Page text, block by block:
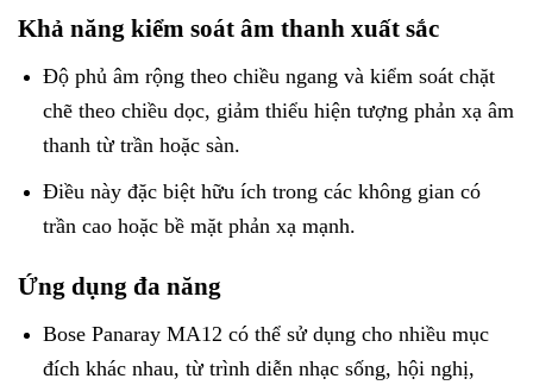
Khả năng kiểm soát âm thanh xuất sắc
Độ phủ âm rộng theo chiều ngang và kiểm soát chặt
chẽ theo chiều dọc, giảm thiểu hiện tượng phản xạ âm
thanh từ trần hoặc sàn.
Điều này đặc biệt hữu ích trong các không gian có
trần cao hoặc bề mặt phản xạ mạnh.
Ứng dụng đa năng
Bose Panaray MA12 có thể sử dụng cho nhiều mục
đích khác nhau, từ trình diễn nhạc sống, hội nghị,